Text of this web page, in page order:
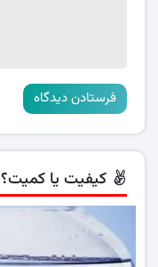
کیفیت یا کمیت؟